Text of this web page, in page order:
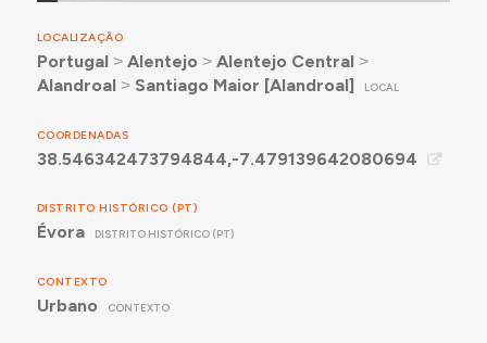
LOCALIZAÇÃO
Portugal ˃ Alentejo ˃ Alentejo Central ˃
Alandroal ˃ Santiago Maior [Alandroal] LOCAL
COORDENADAS
38.546342473794844,-7.479139642080694
DISTRITO HISTÓRICO (PT)
Évora DISTRITO HISTÓRICO (PT)
CONTEXTO
Urbano CONTEXTO